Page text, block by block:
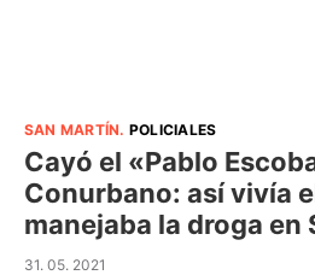
SAN MARTÍN. POLICIALES
Cayó el «Pablo
Conurbano: así vivía
manejaba la droga en
31. 05. 2021